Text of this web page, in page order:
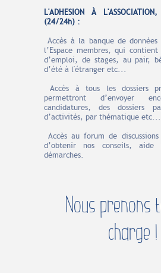
L'ADHESION À
(24/24h) :
Accès à la banque de
l’Espace membres, qui
d’emploi, de stages, au pair,
d’été à l'étranger etc...
Accès à tous les dossiers
permettront d’envoyer
candidatures, des dossiers
d’activités, par thématique etc...
Accès au forum de
d’obtenir nos conseils, aide
démarches.
Nous prenons
charge !